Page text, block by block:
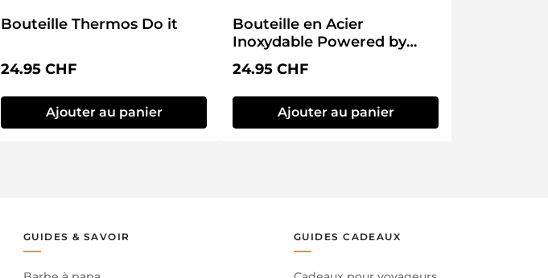
Bouteille Thermos Do it
Prix régulier :
24.95 CHF
Ajouter au panier
Bouteille en Acier
Inoxydable Powered by
Plants
Prix régulier :
24.95 CHF
Ajouter au panier
GUIDES & SAVOIR GUIDES CADEAUX